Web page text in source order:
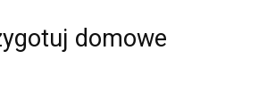
domowe